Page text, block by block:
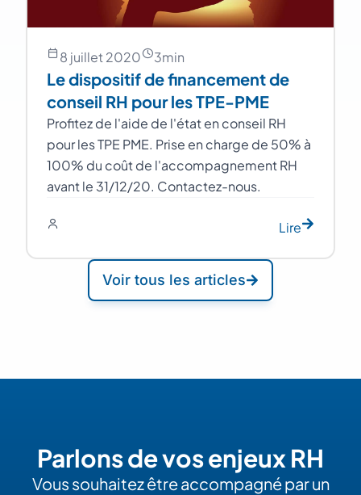
8 juillet 2020 3min
Le dispositif de financement de
conseil RH pour les TPE-PME
Profitez de l'aide de l'état en conseil RH
pour les TPE PME. Prise en charge de 50% à
100% du coût de l'accompagnement RH
avant le 31/12/20. Contactez-nous.
Lire
Voir tous les articles
Parlons de vos enjeux RH
Vous souhaitez être accompagné par un